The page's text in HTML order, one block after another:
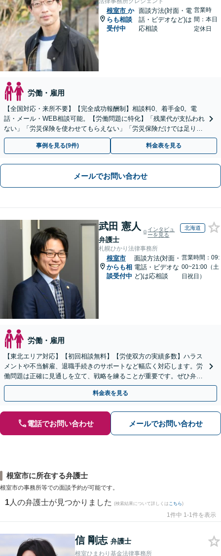
根室市 か
らも相談
受付中
面談方法(対面・電
話・ビデオなど)は
応相談
営業時
間：本日
定休日
労働・雇用
【全国対応・来所不要】【完全成功報酬制】相談料0、着手金0。電
話・メール・WEB相談可能。【労働問題に特化】「残業代が支払われ
ない」「労災保険を使わせてもらえない」「労災保険だけでは足りな
い。損害賠償請求したい」など労働問題はお任せを。
事例を見る(9件) 料金表を見る
メールでお問い合わせ
武田 憲人
弁護士
インタビュ
ーを見る
北海道
札幌ひかり法律事務所
根室市
からも相
談受付中
面談方法(対面・
電話・ビデオな
ど)は応相談
営業時間：09:
00~21:00（土
日祝日）
労働・雇用
【東北エリア対応】【初回相談無料】【労使双方の実績多数】ハラス
メントや不当解雇、退職手続きのサポートなど幅広く対応します。労
働問題は正確に見通しを立て、戦略を練ることが重要です。ぜひ弁護
士にご相談ください。【電話相談可】【休日・夜間面談可】
料金表を見る
電話でお問い合わせ メールでお問い合わせ
根室市に所在する弁護士
根室市の事務所等での面談予約が可能です。
1 人の弁護士が見つかりました (検索結果について詳しくは こちら)
1件中 1-1件を表示
信 剛志 弁護士
根室ひまわり基金法律事務所